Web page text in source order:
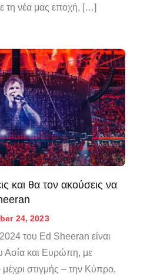
τη νέα μας εποχή, […]
και θα τον ακούσεις να
24, 2023
του Ed Sheeran είναι
Ασία και Ευρώπη, με
μέχρι στιγμής – την Κύπρο,